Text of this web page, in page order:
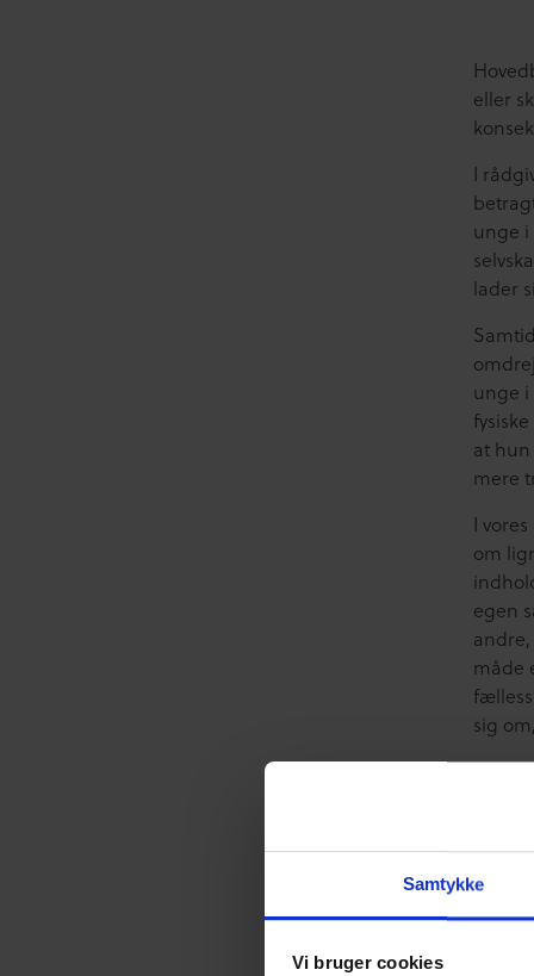
Samtykke
Vi bruger cookies
eller
I
unge i
lader
unge i
at
mere
I
om
egen
måde
sig
I den